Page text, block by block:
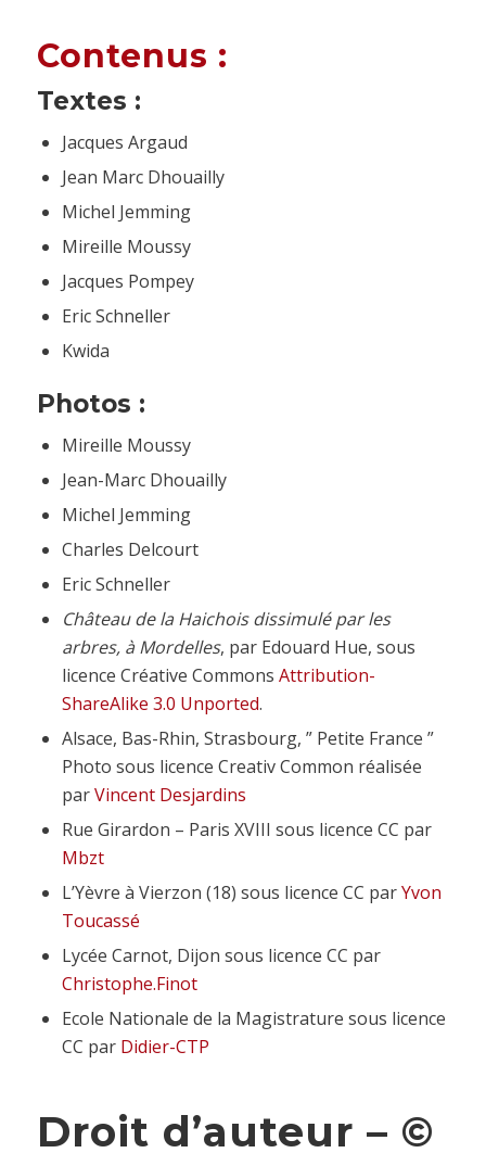
Contenus :
Textes :
Jacques Argaud
Jean Marc Dhouailly
Michel Jemming
Mireille Moussy
Jacques Pompey
Eric Schneller
Kwida
Photos :
Mireille Moussy
Jean-Marc Dhouailly
Michel Jemming
Charles Delcourt
Eric Schneller
Château de la Haichois dissimulé par les
arbres, à Mordelles, par Edouard Hue, sous
licence Créative Commons Attribution-
ShareAlike 3.0 Unported.
Alsace, Bas-Rhin, Strasbourg, ” Petite France ”
Photo sous licence Creativ Common réalisée
parVincent Desjardins
Rue Girardon – Paris XVIII sous licence CC par
Mbzt
L’Yèvre à Vierzon (18) sous licence CC parYvon
Toucassé
Lycée Carnot, Dijon sous licence CC par
Christophe.Finot
Ecole Nationale de la Magistrature sous licence
CC par Didier-CTP
Droit d’auteur – ©